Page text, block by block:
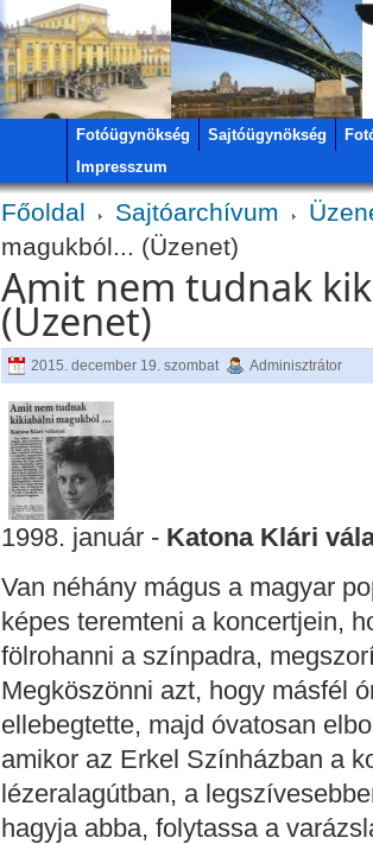
Fotóügynökség Sajtóügynökség
Impresszum
Főoldal Sajtóarchívum
magukból... (Üzenet)
Amit nem tudnak
(Üzenet)
2015. december 19. szombat Adminisztrátor
1998. január - Katona Klári
Van néhány mágus a magyar
képes teremteni a koncertjein,
fölrohanni a színpadra,
Megköszönni azt, hogy másfél
ellebegtette, majd óvatosan
amikor az Erkel Színházban a
lézeralagútban, a
hagyja abba, folytassa a